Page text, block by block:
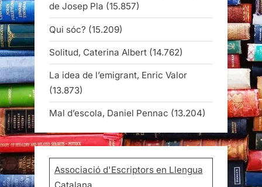
de Josep Pla (15.857)
Qui sóc? (15.209)
Solitud, Caterina Albert (14.762)
La idea de l’emigrant, Enric Valor
(13.873)
Mal d’escola, Daniel Pennac (13.204)
Associació d'Escriptors en Llengua